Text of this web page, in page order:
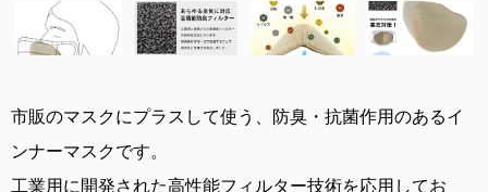
市販のマスクにプラスして使う、防臭・抗菌作用のあるイ
ンナーマスクです。
工業用に開発された高性能フィルター技術を応用してお